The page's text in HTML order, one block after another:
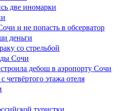
две иномарки
и не попасть в обсерватор
деньги
со стрельбой
Сочи
дебош в аэропорту Сочи
этажа отеля
туристки